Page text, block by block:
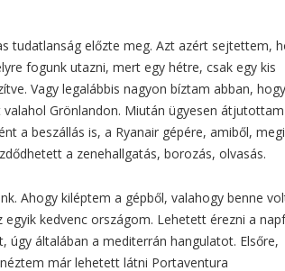
tudatlanság előzte meg. Azt azért sejtettem,
fogunk utazni, mert egy hétre, csak egy kis
Vagy legalábbis nagyon bíztam abban, hogy
Grönlandon. Miután ügyesen
a beszállás is, a Ryanair gépére, amiből,
a zenehallgatás, borozás, olvasás.
Ahogy kiléptem a gépből, valahogy benne
egyik kedvenc országom. Lehetett érezni a
úgy általában a mediterrán hangulatot. Elsőre,
már lehetett látni Portaventura